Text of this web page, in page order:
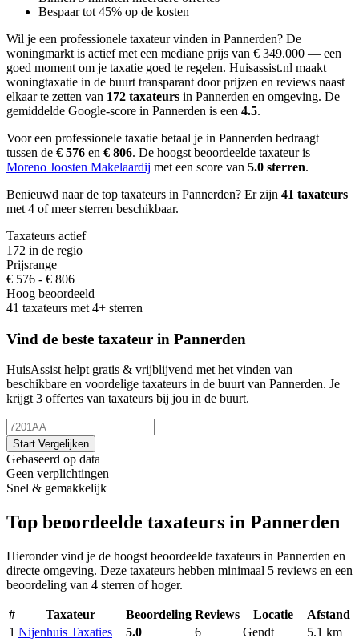
Bespaar tot 45% op de kosten
Wil je een professionele taxateur vinden in Pannerden? De
woningmarkt is actief met een mediane prijs van € 349.000 — een
goed moment om je taxatie goed te regelen. Huisassist.nl maakt
woningtaxatie in de buurt transparant door prijzen en reviews naast
elkaar te zetten van 172 taxateurs in Pannerden en omgeving. De
gemiddelde Google-score in Pannerden is een 4.5.
Voor een professionele taxatie betaal je in Pannerden bedraagt
tussen de € 576 en € 806. De hoogst beoordeelde taxateur is
Moreno Joosten Makelaardij met een score van 5.0 sterren.
Benieuwd naar de top taxateurs in Pannerden? Er zijn 41 taxateurs
met 4 of meer sterren beschikbaar.
Taxateurs actief
172 in de regio
Prijsrange
€ 576 - € 806
Hoog beoordeeld
41 taxateurs met 4+ sterren
Vind de beste taxateur in Pannerden
HuisAssist helpt gratis & vrijblijvend met het vinden van
beschikbare en voordelige taxateurs in de buurt van Pannerden. Je
krijgt 3 offertes van taxateurs bij jou in de buurt.
Start Vergelijken
Gebaseerd op data
Geen verplichtingen
Snel & gemakkelijk
Top beoordeelde taxateurs in Pannerden
Hieronder vind je de hoogst beoordeelde taxateurs in Pannerden en
directe omgeving. Deze taxateurs hebben minimaal 5 reviews en een
beoordeling van 4 sterren of hoger.
# Taxateur Beoordeling Reviews Locatie
Afstand
1 Nijenhuis Taxaties 5.0 6 Gendt
5.1 km